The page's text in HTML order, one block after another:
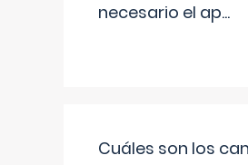
necesario el ap...
Cuáles son los